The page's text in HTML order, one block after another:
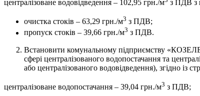
централізоване водовідведення – 102,95 грн./м з ПДВ з
очистка стоків – 63,29 грн./м3 з ПДВ;
пропуск стоків – 39,66 грн./м3 з ПДВ.
Встановити комунальному підприємству
сфері централізованого водопостачання та
або централізованого водовідведення), згідно із
централізоване водопостачання – 39,04 грн./м3 з ПДВ;